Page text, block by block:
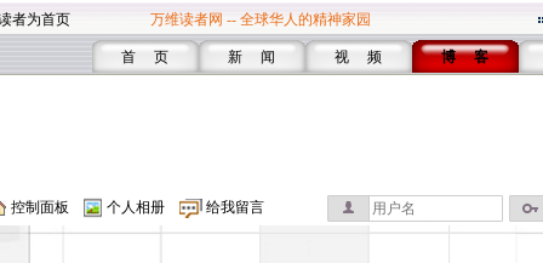
者为首页 万维读者网 -- 全球华人的精神家园
首 页 新 闻 视 频 博 客
控制面板 个人相册 给我留言